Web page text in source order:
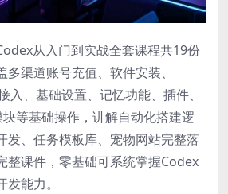
从入门到实战全套课程共19份
渠道账号充值、软件安装、
入、基础设置、记忆功能、插件、
等基础操作，讲解自动化搭建逻
发、任务模板库、宠物网站完整落
整课件，零基础可系统掌握Codex
能力。